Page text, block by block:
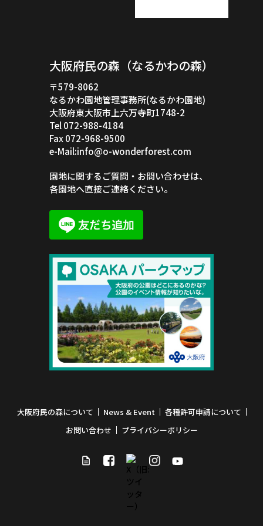
大阪府民の森（なるかわの森）
〒579-8062
なるかわ園地管理事務所(なるかわ園地)
大阪府東大阪市上六万寺町1748-2
Tel 072-988-4184
Fax 072-968-9500
e-Mail:info@o-wonderforest.com
園地に関するご質問・お問い合わせは、
各園地へ直接ご連絡ください。
大阪府民の森について News & Event
各種許可申請について
お問い合わせ
プライバシーポリシー